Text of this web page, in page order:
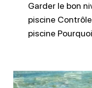
Garder le bon
piscine
piscine
Lutter